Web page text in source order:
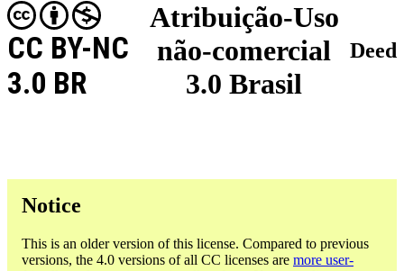
Atribuição-Uso
não-comercial
3.0 Brasil
CC BY-NC
3.0 BR
Deed
Notice
This is an older version of this license. Compared to previous
versions, the 4.0 versions of all CC licenses are more user-